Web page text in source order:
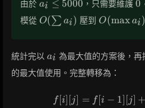
由於
\le
5000
ai ≤ 5000 ，只需要維護0
模從 O(\sum
a_i)
O( ∑ ai) 壓到O(\max
O(max ai)
統計完以 a_i
ai 為最大值的方案後，再
的最大值使用。完整轉移為：
f[i] [j] = f [i − 1] [j] +